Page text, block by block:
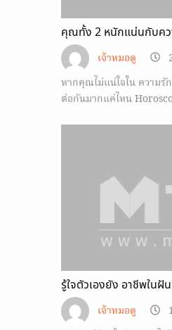
คุณทั้ง 2 หนักแน่นกับคว
เจ้าหมอดู
หากคุณไม่แน่ใจใน ความ
ต่อกันมากแค่ไหน
รู้ใจตัวเองยัง อาชีพใน
เจ้าหมอดู